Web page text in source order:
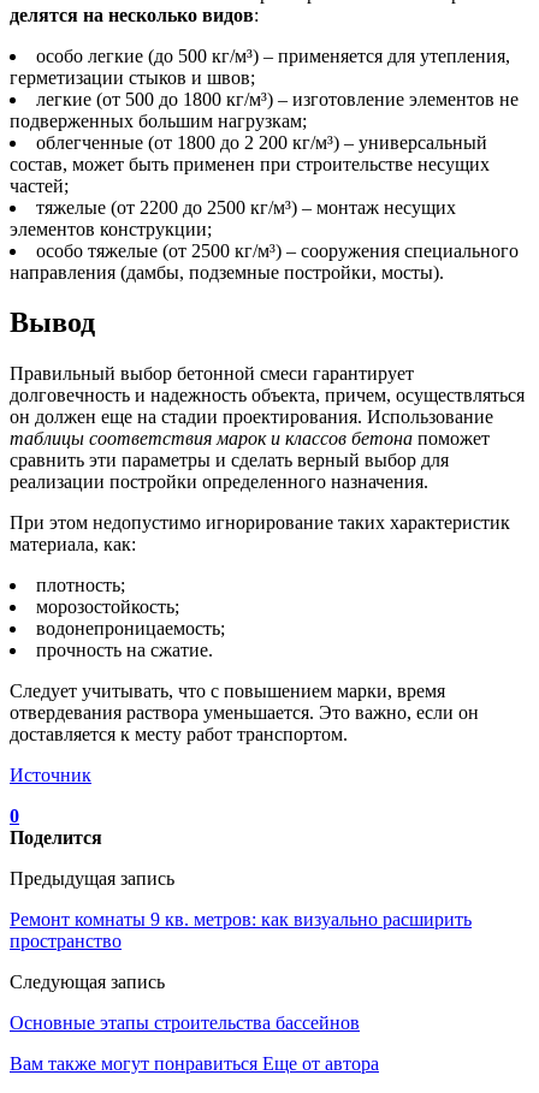
делятся на несколько видов:
особо легкие (до 500 кг/м³) – применяется для утепления,
герметизации стыков и швов;
легкие (от 500 до 1800 кг/м³) – изготовление элементов не
подверженных большим нагрузкам;
облегченные (от 1800 до 2 200 кг/м³) – универсальный
состав, может быть применен при строительстве несущих
частей;
тяжелые (от 2200 до 2500 кг/м³) – монтаж несущих
элементов конструкции;
особо тяжелые (от 2500 кг/м³) – сооружения специального
направления (дамбы, подземные постройки, мосты).
Вывод
Правильный выбор бетонной смеси гарантирует
долговечность и надежность объекта, причем, осуществляться
он должен еще на стадии проектирования. Использование
таблицы соответствия марок и классов бетона поможет
сравнить эти параметры и сделать верный выбор для
реализации постройки определенного назначения.
При этом недопустимо игнорирование таких характеристик
материала, как:
плотность;
морозостойкость;
водонепроницаемость;
прочность на сжатие.
Следует учитывать, что с повышением марки, время
отвердевания раствора уменьшается. Это важно, если он
доставляется к месту работ транспортом.
Источник
0
Поделится
Предыдущая запись
Ремонт комнаты 9 кв. метров: как визуально расширить
пространство
Следующая запись
Основные этапы строительства бассейнов
Вам также могут понравиться Еще от автора